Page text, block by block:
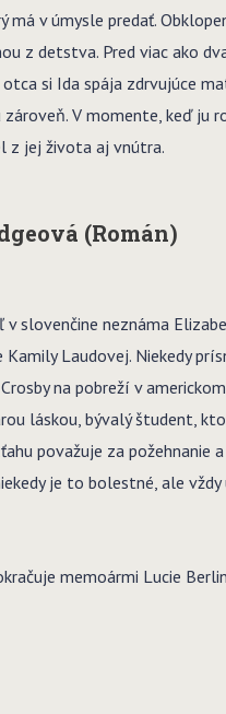
má v úmysle predať.
z detstva. Pred viac ako
si Ida spája zdrvujúce
zároveň. V momente, keď
z jej života aj vnútra.
(Román)
v slovenčine neznáma
Kamily Laudovej. Niekedy
na pobreží v
láskou, bývalý študent,
považuje za požehnanie
je to bolestné, ale vždy
memoármi Lucie